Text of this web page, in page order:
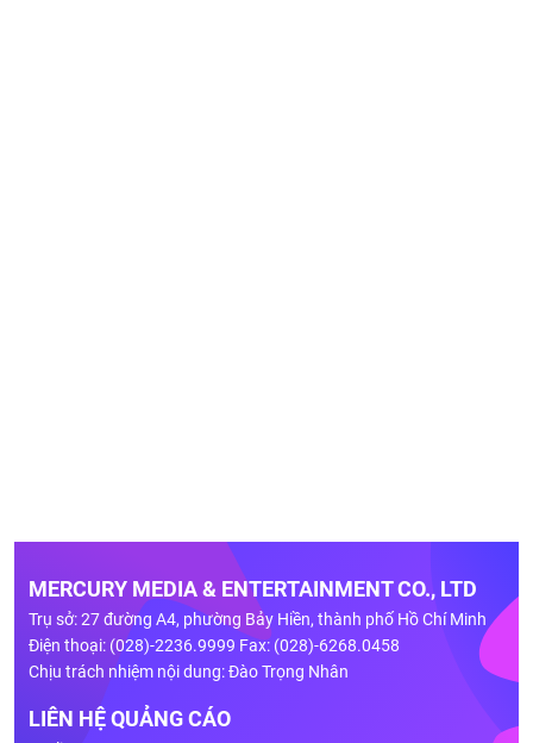
MERCURY MEDIA & ENTERTAINMENT CO., LTD
Trụ sở: 27 đường A4, phường Bảy Hiền, thành phố Hồ Chí Minh
Điện thoại: (028)-2236.9999 Fax: (028)-6268.0458
Chịu trách nhiệm nội dung: Đào Trọng Nhân
LIÊN HỆ QUẢNG CÁO